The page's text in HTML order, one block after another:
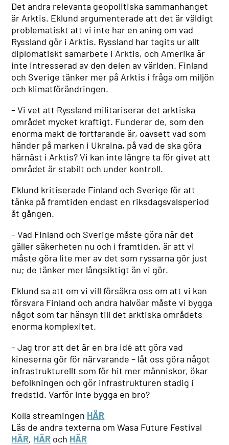
Det andra relevanta geopolitiska sammanhanget
är Arktis. Eklund argumenterade att det är väldigt
problematiskt att vi inte har en aning om vad
Ryssland gör i Arktis. Ryssland har tagits ur allt
diplomatiskt samarbete i Arktis, och Amerika är
inte intresserad av den delen av världen. Finland
och Sverige tänker mer på Arktis i fråga om miljön
och klimatförändringen.
– Vi vet att Ryssland militariserar det arktiska
området mycket kraftigt. Funderar de, som den
enorma makt de fortfarande är, oavsett vad som
händer på marken i Ukraina, på vad de ska göra
härnäst i Arktis? Vi kan inte längre ta för givet att
området är stabilt och under kontroll.
Eklund kritiserade Finland och Sverige för att
tänka på framtiden endast en riksdagsvalsperiod
åt gången.
– Vad Finland och Sverige måste göra när det
gäller säkerheten nu och i framtiden, är att vi
måste göra lite mer av det som ryssarna gör just
nu; de tänker mer långsiktigt än vi gör.
Eklund sa att om vi vill försäkra oss om att vi kan
försvara Finland och andra halvöar måste vi bygga
något som tar hänsyn till det arktiska områdets
enorma komplexitet.
– Jag tror att det är en bra idé att göra vad
kineserna gör för närvarande – låt oss göra något
infrastrukturellt som för hit mer människor, ökar
befolkningen och gör infrastrukturen stadig i
fredstid. Varför inte bygga en bro?
Kolla streamingen HÄR
Läs de andra texterna om Wasa Future Festival
HÄR, HÄR och HÄR